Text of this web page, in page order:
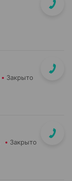
Закрыто
Закрыто